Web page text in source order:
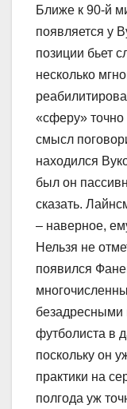
Ближе к 90-й
появляется у
позиции бьет
несколько
«сферу» точно
смысл
находился
был он
сказать.
– наверное,
Нельзя не
появился
безадресными
футболиста в
поскольку он
практики на
полгода уж